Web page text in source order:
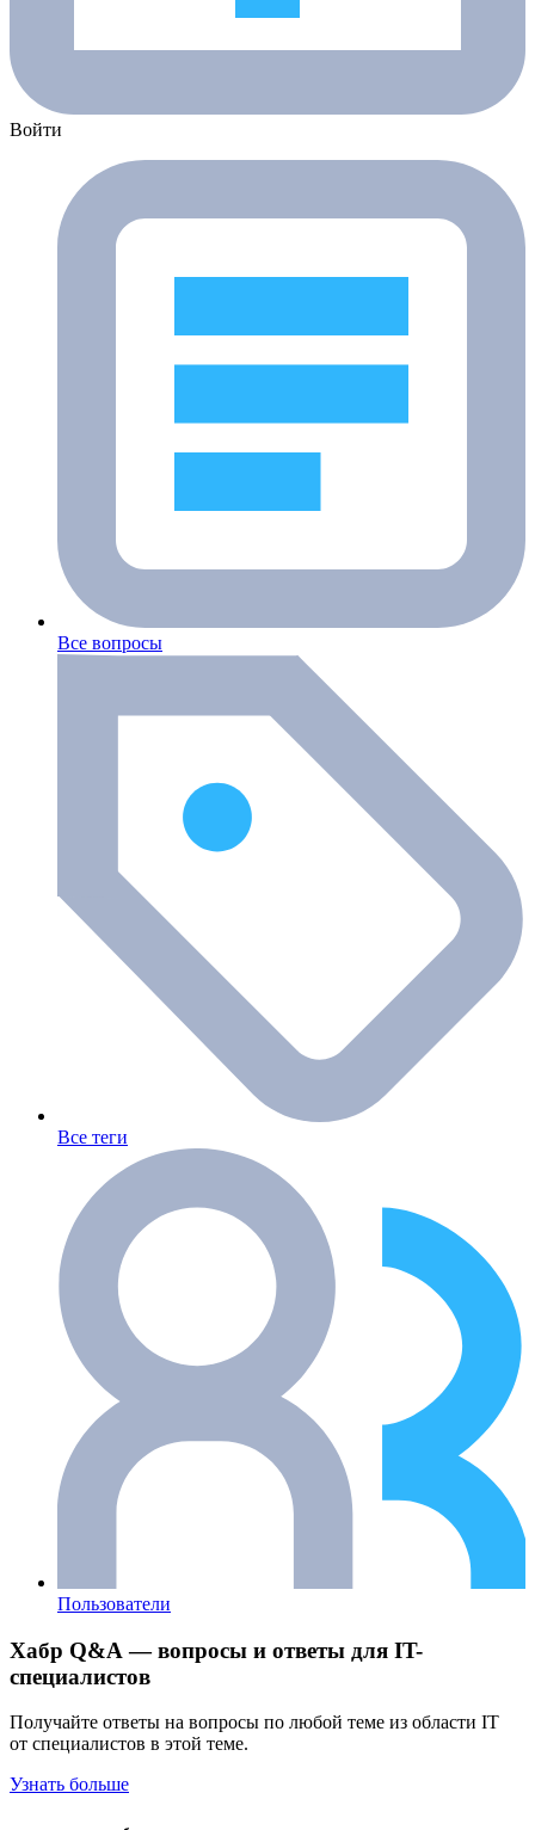
Войти
Все вопросы
Все теги
Пользователи
Хабр Q&A — вопросы и ответы для IT-
специалистов
Получайте ответы на вопросы по любой теме из области IT
от специалистов в этой теме.
Узнать больше